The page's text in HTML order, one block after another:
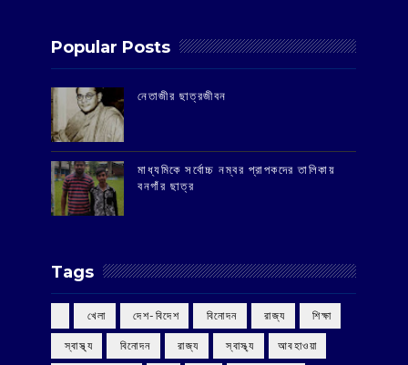
Popular Posts
‌নেতাজীর ছাত্রজীবন
মাধ্যমিকে সর্বোচ্চ নম্বর প্রাপকদের তালিকায়
বনগাঁর ছাত্র
Tags
‌ খেলা ‌ দেশ-বিদেশ ‌ বিনোদন ‌ রাজ্য ‌ শিক্ষা
‌ স্বাস্থ্য ‌ বিনোদন ‌ রাজ্য ‌ স্বাস্থ্য আবহাওয়া